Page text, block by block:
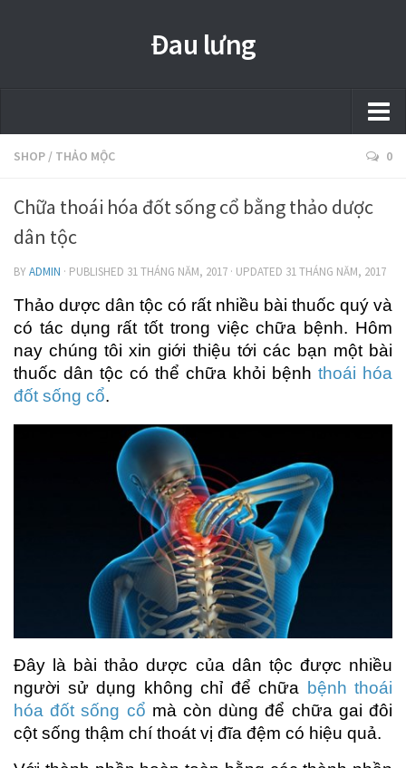
Đau lưng
Trang chủ
Shop
Dress
Jianfei
Health
Beauty
SHOP / THẢO MỘC 0
Chữa thoái hóa đốt sống cổ bằng thảo dược
dân tộc
BYADMIN · PUBLISHED 31 THÁNG NĂM, 2017 · UPDATED 31 THÁNG NĂM, 2017
Thảo dược dân tộc có rất nhiều bài thuốc quý và
có tác dụng rất tốt trong việc chữa bệnh. Hôm
nay chúng tôi xin giới thiệu tới các bạn một bài
thuốc dân tộc có thể chữa khỏi bệnh thoái hóa
đốt sống cổ.
Đây là bài thảo dược của dân tộc được nhiều
người sử dụng không chỉ để chữa bệnh thoái
hóa đốt sống cổ mà còn dùng để chữa gai đôi
cột sống thậm chí thoát vị đĩa đệm có hiệu quả.